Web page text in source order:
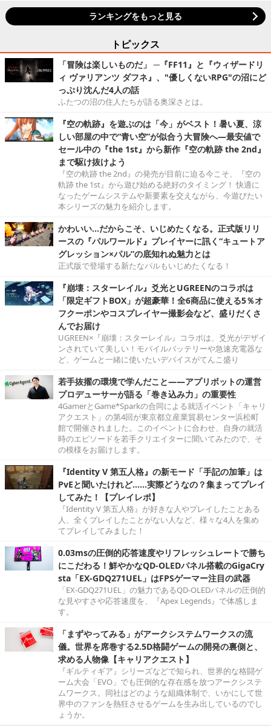
ランキングをもっと見る
トピックス
「冒険は楽しいものだ」 ─『FF11』と『ウィザードリ
ィ ヴァリアンツ ダフネ』、"優しくないRPG"の沼にど
っぷり沈んだ4人の話
ふたつの沼の住人たちが語る奥深さとは。
『空の軌跡』を遊ぶのは「今」がベスト！暑い夏、涼
しい部屋の中で“青い空”が似合う大冒険へ―最安値で
セール中の『the 1st』から新作『空の軌跡 the 2nd』
まで駆け抜けよう
『空の軌跡 the 2nd』の発売が目前に迫る今こそ、『空の
軌跡 the 1st』から遊び始める絶好のタイミング！ 快適に
なったゲームシステムや新要素を交えながら、今遊びたい
本シリーズの魅力を紹介します。
かわいい…だからこそ、いじめたくなる。正式版リリ
ースの『パルワールド』プレイヤーに訊く“キュートア
グレッション×パル”の底知れぬ魅力とは
正式版で登場する新たなパルもいじめたくなる！
『崩壊：スターレイル』爻光とUGREENのコラボは
「限定ギフトBOX」が超豪華！全6商品に使える5％オ
フクーポンやコスプレイヤー撮影会など、盛りだくさ
んでお届け
UGREEN×『崩壊：スターレイル』コラボは、爻光がデザイ
ンされていて美しい！モバイルバッテリーや急速充電器な
ど、ゲームと一緒に使いたいデバイスがてんこ盛り
若手抜擢の環境で学んだこと――アプリボットの運営
プロデューサーが語る「巻き込み力」の重要性
4GamerとGame*Sparkの合同による就活イベント「キャリ
アクエスト」の第4回が東京都立産業貿易センター浜松町
館で開催されました。このイベントに合わせ、自身の就活
時のエピソードを若手クリエイターに聞いてみたので、そ
の模様をお届けします。
『Identity V 第五人格』の新モード「手記の加筆」は
PvEと聞いたけれど……実際どうなの？集まってプレイ
してみた！【プレイレポ】
『Identity V 第五人格』が好きな人やプレイしたことある
人、全くプレイしたことがない人など、様々な4人を集め
てプレイしてみました！
0.03msの圧倒的応答速度やリフレッシュレートで勝ち
にこだわる！鮮やかなQD-OLEDパネル搭載のGigaCry
sta「EX-GDQ271UEL」はFPSゲーマー注目の武器
「EX-GDQ271UEL」の魅力であるQD-OLEDパネルの圧倒的
な見やすさや応答速度を、『Apex Legends』で体感しま
す。
「まずやってみる」がアークシステムワークスの流
儀。世界を席巻する2.5D格闘ゲームの開発の裏側と、
求める人物像【キャリアクエスト】
『ギルティギア』シリーズなどで知られ、世界的な格闘ゲ
ーム大会「EVO」でも圧倒的な存在感を放つアークシステ
ムワークス。同社はどのような組織体制で、いかにして世
界中のファンを熱狂させるゲームを生み出しているのでし
ょうか。